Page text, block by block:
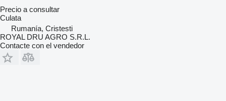
Precio a consultar
Culata
Rumanía, Cristesti
ROYAL DRU AGRO S.R.L.
Contacte con el vendedor